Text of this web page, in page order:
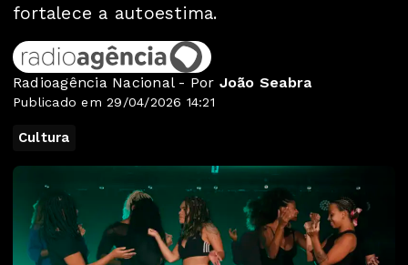
fortalece a autoestima.
Radioagência Nacional - Por João Seabra
Publicado em 29/04/2026 14:21
Cultura